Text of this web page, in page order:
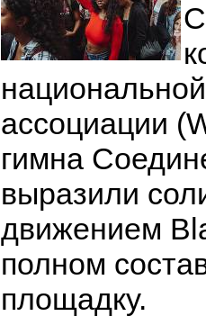
ассоциации
гимна
выразили
движением
полном
площадку.